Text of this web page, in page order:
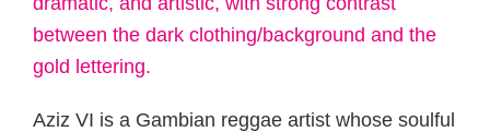
Aziz VI is a Gambian reggae artist whose soulful